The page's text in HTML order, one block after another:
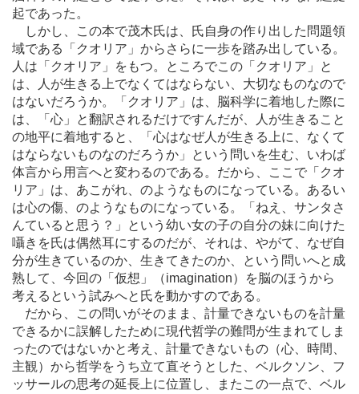
起であった。
しかし、この本で茂木氏は、氏自身の作り出した問題領
域である「クオリア」からさらに一歩を踏み出している。
人は「クオリア」をもつ。ところでこの「クオリア」と
は、人が生きる上でなくてはならない、大切なものなので
はないだろうか。「クオリア」は、脳科学に着地した際に
は、「心」と翻訳されるだけですんだが、人が生きること
の地平に着地すると、「心はなぜ人が生きる上に、なくて
はならないものなのだろうか」という問いを生む、いわば
体言から用言へと変わるのである。だから、ここで「クオ
リア」は、あこがれ、のようなものになっている。あるい
は心の傷、のようなものになっている。「ねえ、サンタさ
んていると思う？」という幼い女の子の自分の妹に向けた
囁きを氏は偶然耳にするのだが、それは、やがて、なぜ自
分が生きているのか、生きてきたのか、という問いへと成
熟して、今回の「仮想」（imagination）を脳のほうから
考えるという試みへと氏を動かすのである。
だから、この問いがそのまま、計量できないものを計量
できるかに誤解したために現代哲学の難問が生まれてしま
ったのではないかと考え、計量できないもの（心、時間、
主観）から哲学をうち立て直そうとした、ベルクソン、フ
ッサールの思考の延長上に位置し、またこの一点で、ベル